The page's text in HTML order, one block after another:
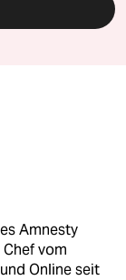
Amnesty
vom
Online seit